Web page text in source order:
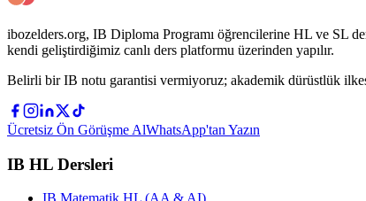
ibozelders.org, IB Diploma Programı öğrencilerine HL ve SL
kendi geliştirdiğimiz canlı ders platformu üzerinden yapılır.
Belirli bir IB notu garantisi vermiyoruz; akademik dürüstlük
Ücretsiz Ön Görüşme AlWhatsApp'tan Yazın
IB HL Dersleri